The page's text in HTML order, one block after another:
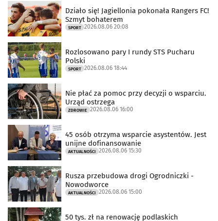
Działo się! Jagiellonia pokonała Rangers FC!
Szmyt bohaterem
SPORT 2026.08.06 20:08
Rozlosowano pary I rundy STS Pucharu
Polski
SPORT 2026.08.06 18:44
Nie płać za pomoc przy decyzji o wsparciu.
Urząd ostrzega
ZDROWIE 2026.08.06 16:00
45 osób otrzyma wsparcie asystentów. Jest
unijne dofinansowanie
AKTUALNOŚCI 2026.08.06 15:30
Rusza przebudowa drogi Ogrodniczki -
Nowodworce
AKTUALNOŚCI 2026.08.06 15:00
50 tys. zł na renowację podlaskich